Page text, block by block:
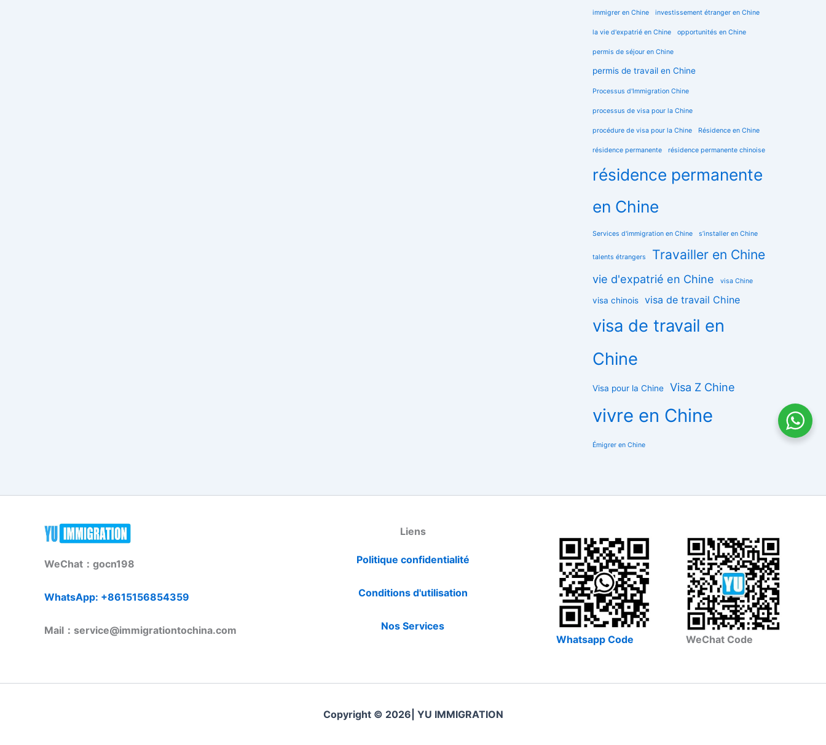
immigrer en Chine investissement étranger en Chine
la vie d'expatrié en Chine opportunités en Chine
permis de séjour en Chine
permis de travail en Chine
Processus d'Immigration Chine
processus de visa pour la Chine
procédure de visa pour la Chine Résidence en Chine
résidence permanente résidence permanente chinoise
résidence permanente
en Chine
Services d'immigration en Chine s’installer en Chine
talents étrangers Travailler en Chine
vie d'expatrié en Chine visa Chine
visa chinois visa de travail Chine
visa de travail en
Chine
Visa pour la Chine Visa Z Chine
vivre en Chine
Émigrer en Chine
WeChat：gocn198
WhatsApp: +8615156854359
Mail：service@immigrationtochina.com
Liens
Politique confidentialité
Conditions d'utilisation
Nos Services
Whatsapp Code
WeChat Code
Copyright © 2026| YU IMMIGRATION